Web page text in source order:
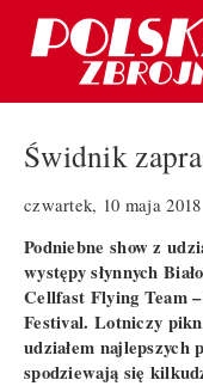
Świdnik
czwartek, 10 maja 2018
Podniebne show z
występy słynnych
Cellfast Flying Team
Festival. Lotniczy
udziałem
spodziewają się